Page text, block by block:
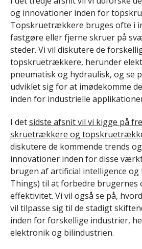
og innovationer inden for
Topskruetrækkere bruges ofte i
fastgøre eller fjerne skruer på
steder. Vi vil diskutere de
topskruetrækkere, herunder
pneumatisk og hydraulisk, og se
udviklet sig for at imødekomme
inden for industrielle
I detsidste afsnit vil vi kigge på
skruetrækkere og
diskutere de kommende trends
innovationer inden for disse
brugen af ​​artificial intelligence
Things) til at forbedre brugernes
effektivitet. Vi vil også se på,
vil tilpasse sig til de stadigt
inden for forskellige industrier,
elektronik og bilindustrien.